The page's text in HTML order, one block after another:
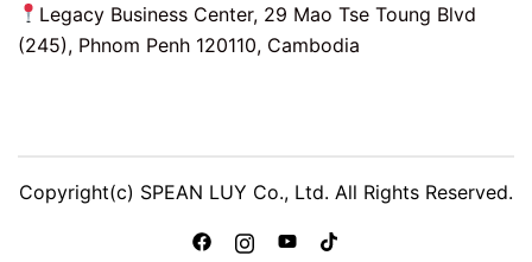
Legacy Business Center, 29 Mao Tse Toung Blvd
(245), Phnom Penh 120110, Cambodia
Copyright(c) SPEAN LUY Co., Ltd. All Rights Reserved.